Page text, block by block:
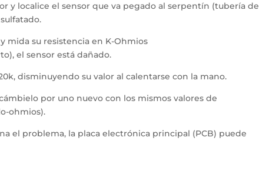
y localice el sensor que va pegado al serpentín (tubería de
mida su resistencia en K-Ohmios
el sensor está dañado.
disminuyendo su valor al calentarse con la mano.
por uno nuevo con los mismos valores de
ohmios).
el problema, la placa electrónica principal (PCB) puede